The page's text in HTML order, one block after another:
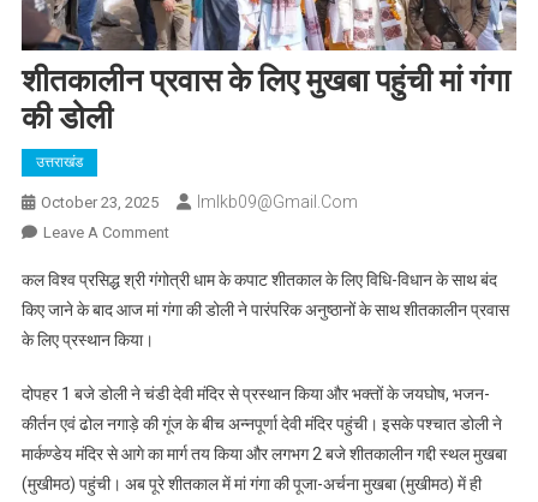
शीतकालीन प्रवास के लिए मुखबा पहुंची मां गंगा
की डोली
उत्तराखंड
October 23, 2025 Imlkb09@gmail.com
Leave A CommentOn
प्रवास
के
पहुंची
मां
गंगा
की
कल विश्व प्रसिद्ध श्री गंगोत्री धाम के कपाट शीतकाल के लिए विधि-विधान के साथ बंद
किए जाने के बाद आज मां गंगा की डोली ने पारंपरिक अनुष्ठानों के साथ शीतकालीन प्रवास
के लिए प्रस्थान किया।
दोपहर 1 बजे डोली ने चंडी देवी मंदिर से प्रस्थान किया और भक्तों के जयघोष, भजन-
कीर्तन एवं ढोल नगाड़े की गूंज के बीच अन्नपूर्णा देवी मंदिर पहुंची। इसके पश्चात डोली ने
मार्कण्डेय मंदिर से आगे का मार्ग तय किया और लगभग 2 बजे शीतकालीन गद्दी स्थल मुखबा
(मुखीमठ) पहुंची। अब पूरे शीतकाल में मां गंगा की पूजा-अर्चना मुखबा (मुखीमठ) में ही